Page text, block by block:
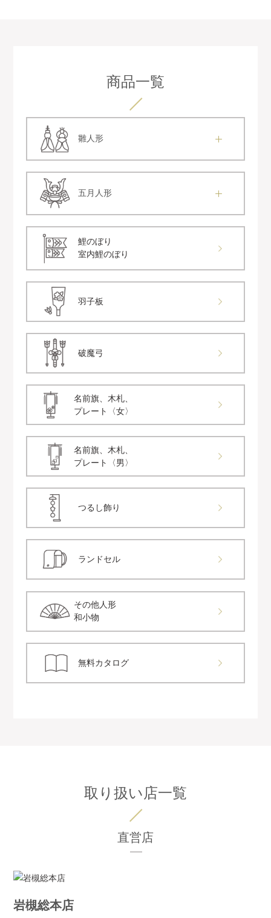
商品一覧
雛人形
五月人形
鯉のぼり
室内鯉のぼり
羽子板
破魔弓
名前旗、木札、
プレート〈女〉
名前旗、木札、
プレート〈男〉
つるし飾り
ランドセル
その他人形
和小物
無料カタログ
取り扱い店一覧
直営店
岩槻総本店